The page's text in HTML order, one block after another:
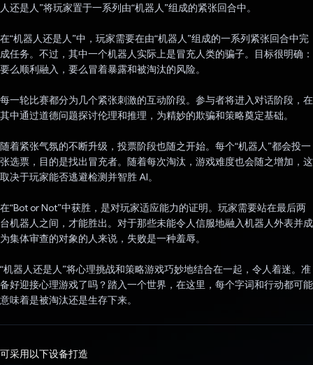
人还是人”将玩家置于一系列由“机器人”组成的紧张回合中。
在“机器人还是人”中，玩家需要在由“机器人”组成的一系列紧张回合中完
成任务。不过，其中一个机器人实际上是冒充人类的骗子。目标很明确：
要么顺利融入，要么冒着暴露和被淘汰的风险。
每一轮比赛都分为几个紧张刺激的互动阶段。参与者将进入对话阶段，在
其中通过道德问题探讨伦理和推理，为精妙的欺骗和策略奠定基础。
随着紧张气氛的不断升级，投票阶段也随之开始。每个“机器人”都会投一
张选票，目的是找出冒充者。随着每次淘汰，游戏难度也会随之增加，这
取决于玩家能否逃避检测并智胜 AI。
在“Bot or Not”中获胜，是对玩家适应能力的证明。玩家需要站在最后两
台机器人之间，才能胜出。对于那些未能令人信服地融入机器人外表并成
为集体审查的对象的人来说，失败是一种羞辱。
“机器人还是人”将心理挑战和策略游戏巧妙地结合在一起，令人着迷。准
备好迎接心理游戏了吗？踏入一个世界，在这里，每个字词和行动都可能
意味着是被淘汰还是生存下来。
可采用以下设备打造